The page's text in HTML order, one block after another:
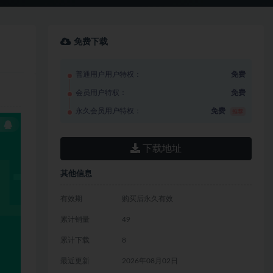
免费下载
普通用户用户特权： 免费
会员用户特权： 免费
永久会员用户特权： 免费
下载地址
其他信息
有效期 购买后永久有效
累计销量 49
累计下载 8
最近更新 2026年08月02日